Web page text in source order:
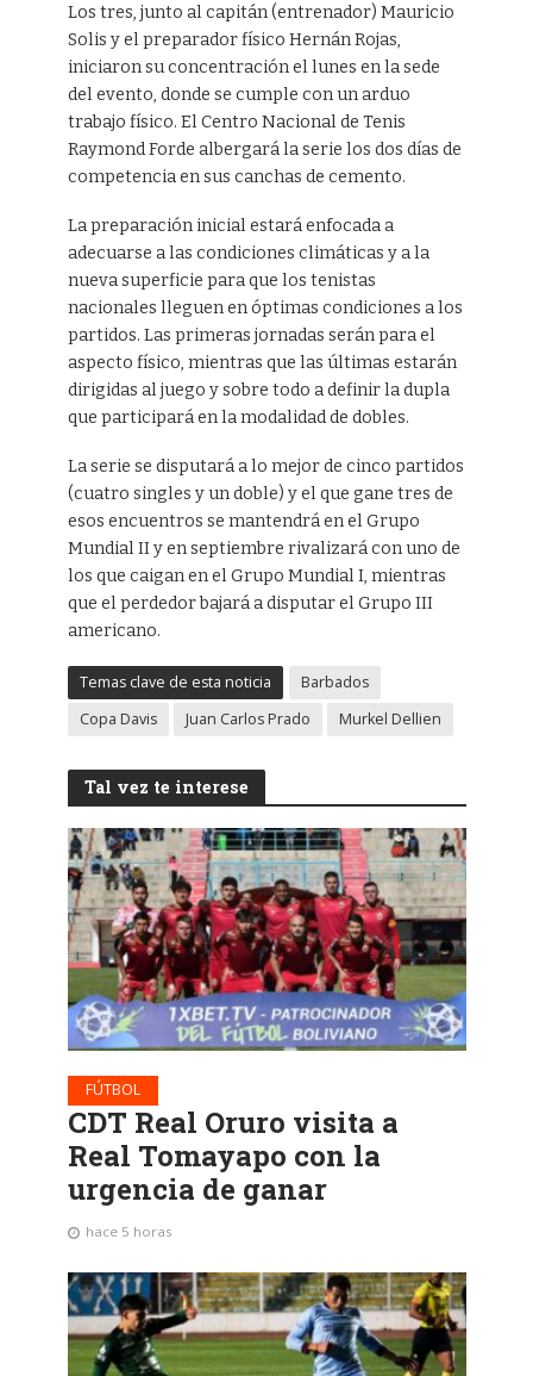
Los tres, junto al capitán (entrenador) Mauricio
Solis y el preparador físico Hernán Rojas,
iniciaron su concentración el lunes en la sede
del evento, donde se cumple con un arduo
trabajo físico. El Centro Nacional de Tenis
Raymond Forde albergará la serie los dos días de
competencia en sus canchas de cemento.
La preparación inicial estará enfocada a
adecuarse a las condiciones climáticas y a la
nueva superficie para que los tenistas
nacionales lleguen en óptimas condiciones a los
partidos. Las primeras jornadas serán para el
aspecto físico, mientras que las últimas estarán
dirigidas al juego y sobre todo a definir la dupla
que participará en la modalidad de dobles.
La serie se disputará a lo mejor de cinco partidos
(cuatro singles y un doble) y el que gane tres de
esos encuentros se mantendrá en el Grupo
Mundial II y en septiembre rivalizará con uno de
los que caigan en el Grupo Mundial I, mientras
que el perdedor bajará a disputar el Grupo III
americano.
Temas clave de esta noticia
Barbados
Copa Davis
Juan Carlos Prado Murkel Dellien
Tal vez te interese
FÚTBOL
CDT Real Oruro visita a
Real Tomayapo con la
urgencia de ganar
hace 5 horas